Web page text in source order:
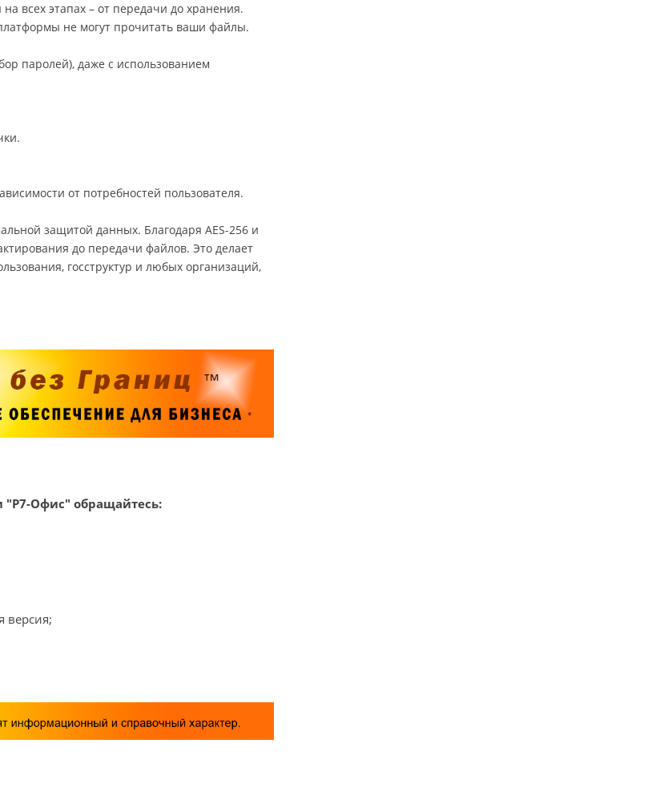
всех этапах – от передачи до хранения.
не могут прочитать ваши файлы.
паролей), даже с использованием
от потребностей пользователя.
защитой данных. Благодаря AES-256 и
до передачи файлов. Это делает
госструктур и любых организаций,
"Р7-Офис" обращайтесь:
версия;